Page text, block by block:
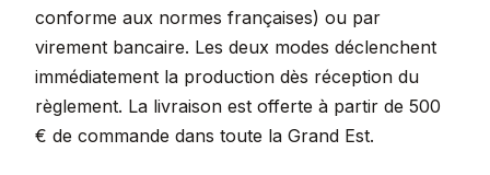
conforme aux normes françaises) ou par
virement bancaire. Les deux modes déclenchent
immédiatement la production dès réception du
règlement. La livraison est offerte à partir de 500
€ de commande dans toute la Grand Est.